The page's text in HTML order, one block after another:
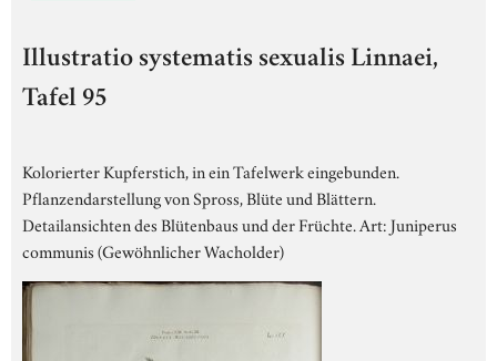
Illustratio systematis sexualis Linnaei,
Tafel 95
Kolorierter Kupferstich, in ein Tafelwerk eingebunden.
Pflanzendarstellung von Spross, Blüte und Blättern.
Detailansichten des Blütenbaus und der Früchte. Art: Juniperus
communis (Gewöhnlicher Wacholder)